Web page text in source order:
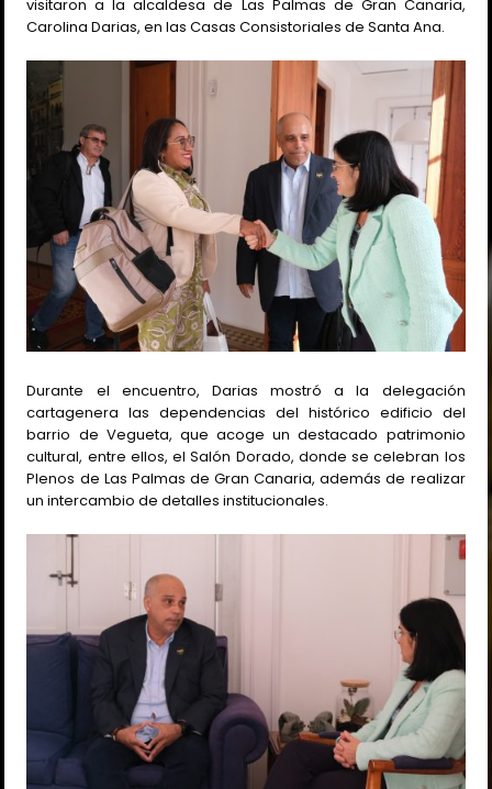
visitaron a la alcaldesa de Las Palmas de Gran Canaria,
Carolina Darias, en las Casas Consistoriales de Santa Ana.
Durante el encuentro, Darias mostró a la delegación
cartagenera las dependencias del histórico edificio del
barrio de Vegueta, que acoge un destacado patrimonio
cultural, entre ellos, el Salón Dorado, donde se celebran los
Plenos de Las Palmas de Gran Canaria, además de realizar
un intercambio de detalles institucionales.